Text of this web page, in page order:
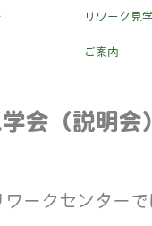
リワーク見
ご案内
会（説明会
ワークセンター